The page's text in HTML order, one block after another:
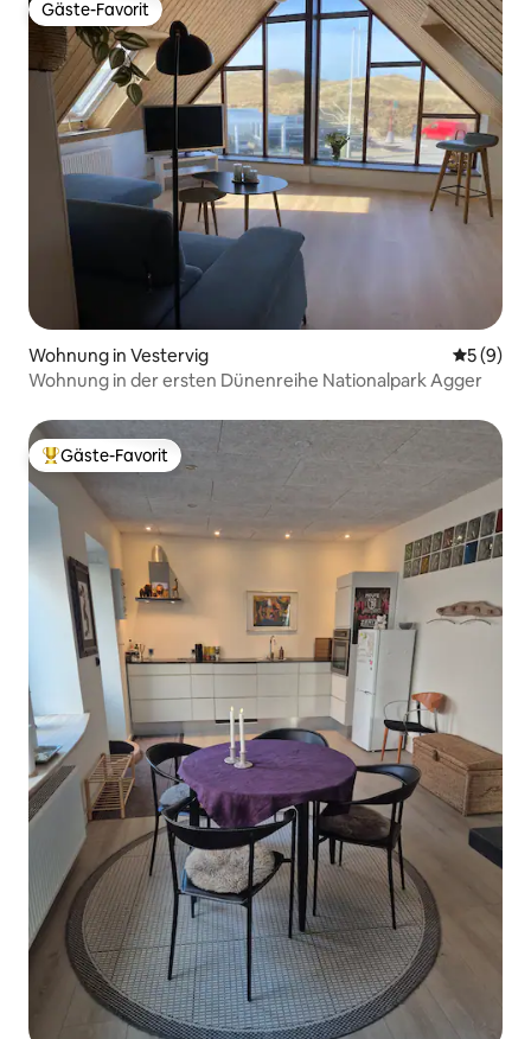
Gäste-Favorit
Gäste-Favorit
Wohnung in Vestervig
5 (9)
Wohnung in der ersten Dünenreihe Nationalpark Agger
Beliebter Gäste-Favorit.
Gäste-Favorit